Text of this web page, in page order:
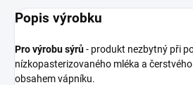
Popis výrobku
Pro výrobu sýrů- produkt nezbytný při
nízkopasterizovaného mléka a
obsahem vápníku.